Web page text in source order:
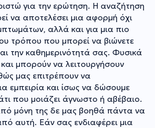
για την ερώτηση. Η αναζήτηση
να αποτελέσει μια αφορμή όχι
αλλά και για μια πιο
τρόπου που μπορεί να βιώνετε
την καθημερινότητά σας. Φυσικά
μπορούν να λειτουργήσουν
μας επιτρέπουν να
εμπειρία και ίσως να δώσουμε
που μοιάζει άγνωστο ή αβέβαιο.
μόνη της δε μας βοηθά πάντα να
αυτή. Εάν σας ενδιαφέρει μια